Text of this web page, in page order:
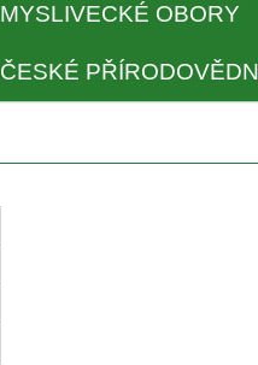
MYSLIVECKÉ OBORY
ČESKÉ